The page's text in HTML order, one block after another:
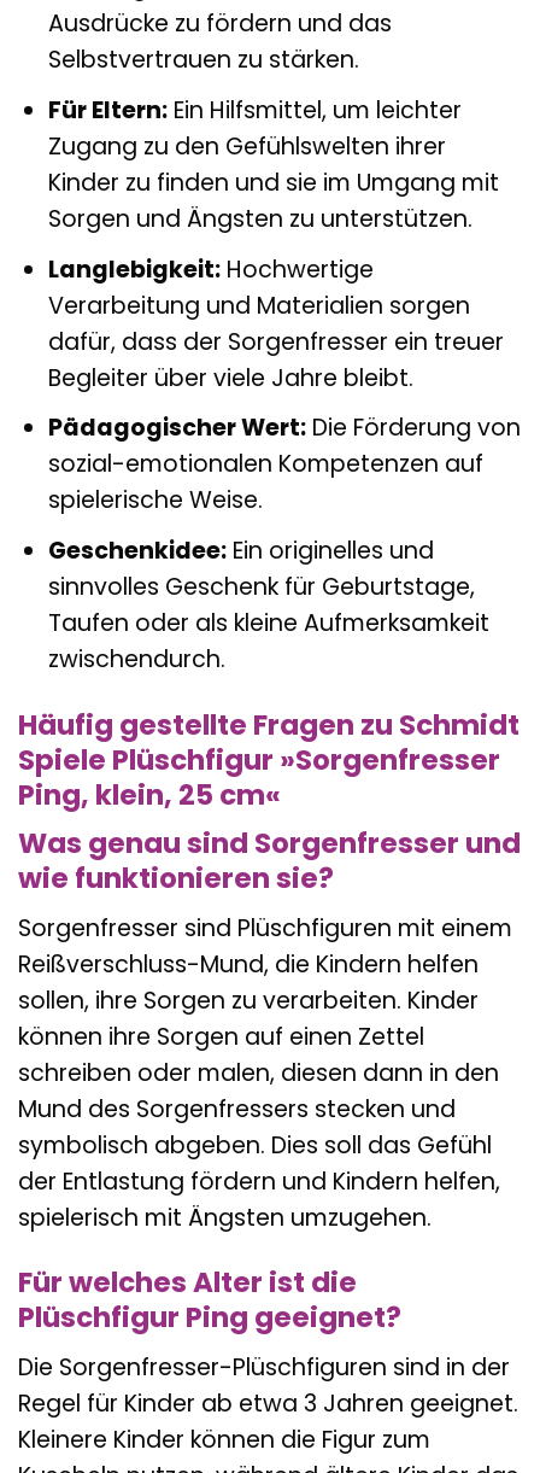
Ausdrücke zu fördern und das
Selbstvertrauen zu stärken.
Für Eltern:Ein Hilfsmittel, um leichter
Zugang zu den Gefühlswelten ihrer
Kinder zu finden und sie im Umgang mit
Sorgen und Ängsten zu unterstützen.
Langlebigkeit:Hochwertige
Verarbeitung und Materialien sorgen
dafür, dass der Sorgenfresser ein treuer
Begleiter über viele Jahre bleibt.
Pädagogischer Wert:Die Förderung von
sozial-emotionalen Kompetenzen auf
spielerische Weise.
Geschenkidee:Ein originelles und
sinnvolles Geschenk für Geburtstage,
Taufen oder als kleine Aufmerksamkeit
zwischendurch.
Häufig gestellte Fragen zu Schmidt
Spiele Plüschfigur »Sorgenfresser
Ping, klein, 25 cm«
Was genau sind Sorgenfresser und
wie funktionieren sie?
Sorgenfresser sind Plüschfiguren mit einem
Reißverschluss-Mund, die Kindern helfen
sollen, ihre Sorgen zu verarbeiten. Kinder
können ihre Sorgen auf einen Zettel
schreiben oder malen, diesen dann in den
Mund des Sorgenfressers stecken und
symbolisch abgeben. Dies soll das Gefühl
der Entlastung fördern und Kindern helfen,
spielerisch mit Ängsten umzugehen.
Für welches Alter ist die
Plüschfigur Ping geeignet?
Die Sorgenfresser-Plüschfiguren sind in der
Regel für Kinder ab etwa 3 Jahren geeignet.
Kleinere Kinder können die Figur zum